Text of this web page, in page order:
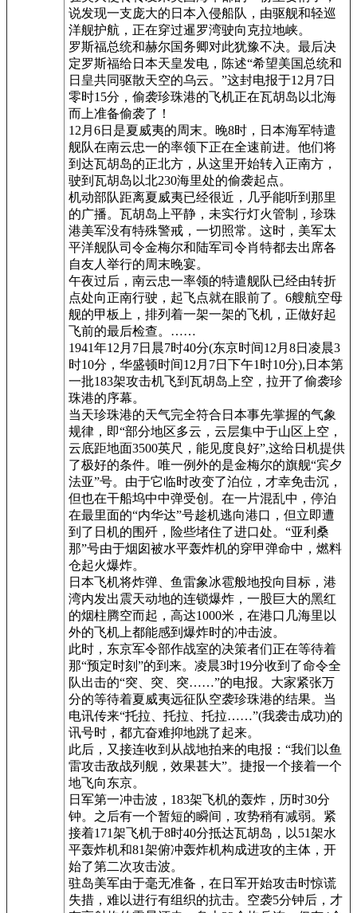
说发现一支庞大的日本入侵船队，由驱舰和轻巡
洋舰护航，正在穿过暹罗湾驶向克拉地峡。
罗斯福总统和赫尔国务卿对此犹豫不决。最后决
定罗斯福给日本天皇发电，陈述“希望美国总统和
日皇共同驱散天空的乌云。”这封电报于12月7日
零时15分，偷袭珍珠港的飞机正在瓦胡岛以北海
而上准备偷袭了！
12月6日是夏威夷的周末。晚8时，日本海军特遣
舰队在南云忠一的率领下正在全速前进。他们将
到达瓦胡岛的正北方，从这里开始转入正南方，
驶到瓦胡岛以北230海里处的偷袭起点。
机动部队距离夏威夷已经很近，几乎能听到那里
的广播。瓦胡岛上平静，未实行灯火管制，珍珠
港美军没有特殊警戒，一切照常。这时，美军太
平洋舰队司令金梅尔和陆军司令肖特都去出席各
自友人举行的周末晚宴。
午夜过后，南云忠一率领的特遣舰队已经由转折
点处向正南行驶，起飞点就在眼前了。6艘航空母
舰的甲板上，排列着一架一架的飞机，正做好起
飞前的最后检查。……
1941年12月7日晨7时40分(东京时间12月8日凌晨3
时10分，华盛顿时间12月7日下午1时10分),日本第
一批183架攻击机飞到瓦胡岛上空，拉开了偷袭珍
珠港的序幕。
当天珍珠港的天气完全符合日本事先掌握的气象
规律，即“部分地区多云，云层集中于山区上空，
云底距地面3500英尺，能见度良好”,这给日机提供
了极好的条件。唯一例外的是金梅尔的旗舰“宾夕
法亚”号。由于它临时改变了泊位，才幸免击沉，
但也在干船坞中中弹受创。在一片混乱中，停泊
在最里面的“内华达”号趁机逃向港口，但立即遭
到了日机的围歼，险些堵住了进口处。“亚利桑
那”号由于烟囱被水平轰炸机的穿甲弹命中，燃料
仓起火爆炸。
日本飞机将炸弹、鱼雷象冰雹般地投向目标，港
湾内发出震天动地的连锁爆炸，一股巨大的黑红
的烟柱腾空而起，高达1000米，在港口几海里以
外的飞机上都能感到爆炸时的冲击波。
此时，东京军令部作战室的决策者们正在等待着
那“预定时刻”的到来。凌晨3时19分收到了命令全
队出击的“突、突、突……”的电报。大家紧张万
分的等待着夏威夷远征队空袭珍珠港的结果。当
电讯传来“托拉、托拉、托拉……”(我袭击成功)的
讯号时，都亢奋难抑地跳了起来。
此后，又接连收到从战地拍来的电报：“我们以鱼
雷攻击敌战列舰，效果甚大”。捷报一个接着一个
地飞向东京。
日军第一冲击波，183架飞机的轰炸，历时30分
钟。之后有一个暂短的瞬间，攻势稍有减弱。紧
接着171架飞机于8时40分抵达瓦胡岛，以51架水
平轰炸机和81架俯冲轰炸机构成进攻的主体，开
始了第二次攻击波。
驻岛美军由于毫无准备，在日军开始攻击时惊谎
失措，难以进行有组织的抗击。空袭5分钟后，才